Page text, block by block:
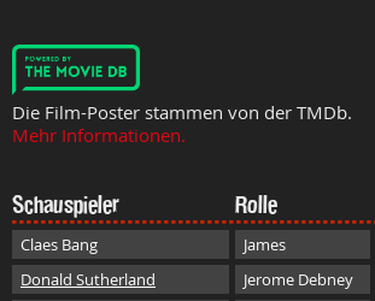
Die Film-Poster stammen von der TMDb.
Mehr Informationen.
Schauspieler Rolle
Claes Bang James
Donald Sutherland
Jerome Debney